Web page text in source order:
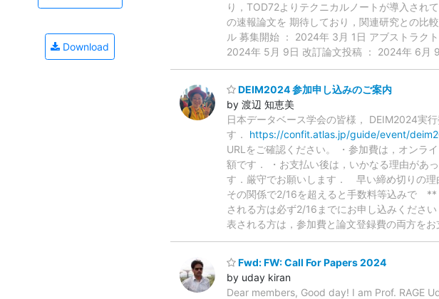
Download
り，TOD72よりテクニカルノートが導入され
の速報論文を 期待しており，関連研究との比
ル 募集開始 ： 2024年 3月 1日 アブストラク
2024年 5月 9日 改訂論文投稿 ： 2024年 6月
DEIM2024 参加申し込みのご案内
by 渡辺 知恵美
日本データベース学会の皆様， DEIM2024実
す． https://confit.atlas.jp/guide/event/
URLをご確認ください。 ・参加費は，オンラ
額です． ・お支払い後は，いかなる理由があ
す．厳守でお願いします． 早い締め切りの理
その関係で2/16を超えると手数料等込みで **
される方は必ず2/16までにお申し込みくださ
表される方は，参加費と論文登録費の両方を
Fwd: FW: Call For Papers 2024
by uday kiran
Dear members, Good day! I am Prof. RAGE